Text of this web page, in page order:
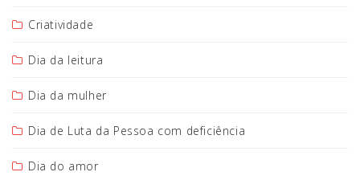
Criatividade
Dia da leitura
Dia da mulher
Dia de Luta da Pessoa com deficiência
Dia do amor